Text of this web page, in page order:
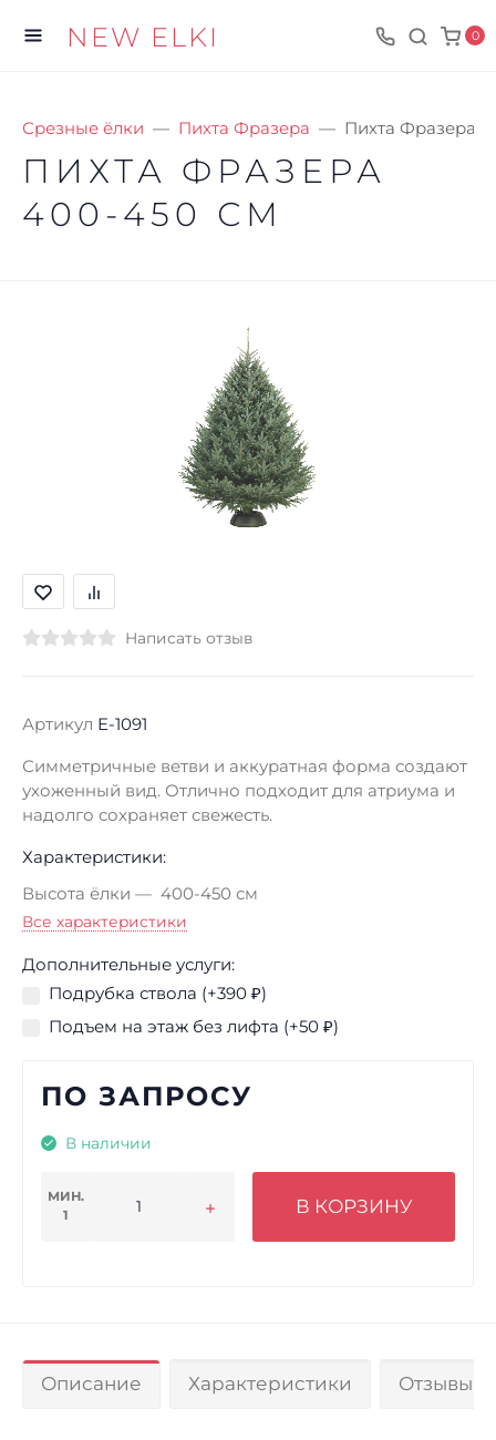
NEW ELKI 0
Срезные ёлки Пихта Фразера Пихта Фразера
ПИХТА ФРАЗЕРА
400-450 СМ
Написать отзыв
Артикул E-1091
Симметричные ветви и аккуратная форма создают
ухоженный вид. Отлично подходит для атриума и
надолго сохраняет свежесть.
Характеристики:
Высота ёлки
400-450 см
Все характеристики
Дополнительные услуги:
Подрубка ствола (+390 ₽)
Подъем на этаж без лифта (+50 ₽)
ПО ЗАПРОСУ
В наличии
МИН.
1
В КОРЗИНУ
Описание Характеристики Отзывы 0